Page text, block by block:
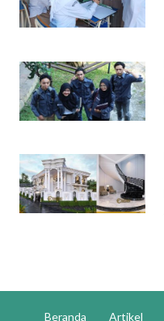
Beranda Artikel